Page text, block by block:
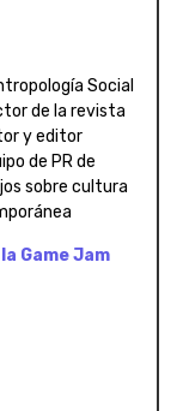
Social
de la revista
y editor
de PR de
sobre cultura
Game Jam